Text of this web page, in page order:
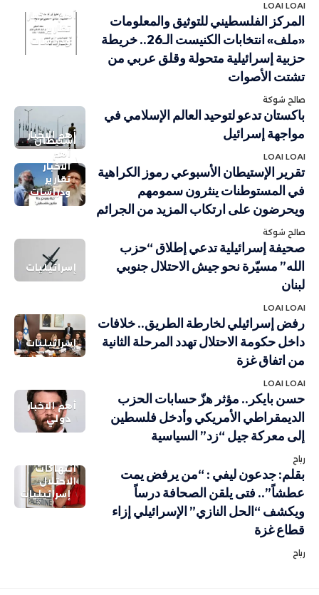
LOAI LOAI
أهم الاخبار
تقارير
ودراسات
المركز الفلسطيني للتوثيق والمعلومات
«ملف» انتخابات الكنيست الـ26.. خريطة
حزبية إسرائيلية متحولة وقلق عربي من
تشتت الأصوات
صالح شوكة
أهم الاخبار
باكستان تدعو لتوحيد العالم الإسلامي في
مواجهة إسرائيل
LOAI LOAI
استيطان
أهم
الاخبار
تقارير
ودراسات
تقرير الإستيطان الأسبوعي رموز الكراهية
في المستوطنات ينثرون سمومهم
ويحرضون على ارتكاب المزيد من الجرائم
صالح شوكة
إسرائيليات
صحيفة إسرائيلية تدعي إطلاق “حزب
الله” مسيّرة نحو جيش الاحتلال جنوبي
لبنان
LOAI LOAI
إسرائيليات
رفض إسرائيلي لخارطة الطريق.. خلافات
داخل حكومة الاحتلال تهدد المرحلة الثانية
من اتفاق غزة
LOAI LOAI
أهم الاخبار
دولي
حسن بايكر.. مؤثر هزّ حسابات الحزب
الديمقراطي الأمريكي وأدخل فلسطين
إلى معركة جيل “زد” السياسية
رباح
انتهاكات
الاحتلال
إسرائيليات
بقلم: جدعون ليفي : “من يرفض يمت
عطشاً”.. فتى يلقن الصحافة درساً
ويكشف “الحل النازي” الإسرائيلي إزاء
قطاع غزة
رباح